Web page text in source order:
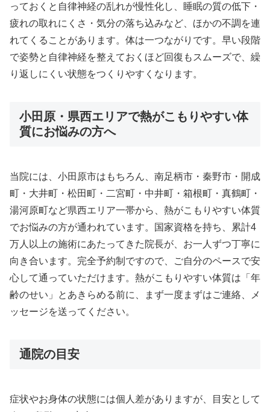
っておくと自律神経の乱れが慢性化し、睡眠の質の低下・
疲れの取れにくさ・気分の落ち込みなど、ほかの不調を連
れてくることがあります。体は一つながりです。早い段階
で姿勢と自律神経を整えておくほど回復もスムーズで、繰
り返しにくい状態をつくりやすくなります。
小田原・県西エリアで熱がこもりやすい体
質にお悩みの方へ
当院には、小田原市はもちろん、南足柄市・秦野市・開成
町・大井町・松田町・二宮町・中井町・箱根町・真鶴町・
湯河原町など県西エリア一帯から、熱がこもりやすい体質
でお悩みの方が通われています。国家資格を持ち、累計4
万人以上の施術にあたってきた院長が、お一人ずつ丁寧に
向き合います。完全予約制ですので、ご自分のペースで安
心して通っていただけます。熱がこもりやすい体質は「年
齢のせい」とあきらめる前に、まず一度まずはご連絡、メ
ッセージを送ってください。
通院の目安
症状やお身体の状態には個人差がありますが、目安として